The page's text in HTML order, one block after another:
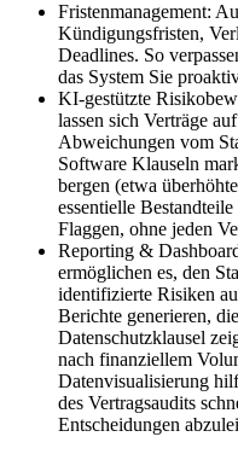
Fristenmanagement:
Kündigungsfristen,
Deadlines. So
das System Sie
KI-gestützte
lassen sich Verträge
Abweichungen vom
Software Klauseln
bergen (etwa
essentielle
Flaggen, ohne jeden
Reporting &
ermöglichen es, den
identifizierte Risiken
Berichte generieren,
Datenschutzklausel
nach finanziellem
Datenvisualisierung
des Vertragsaudits
Entscheidungen